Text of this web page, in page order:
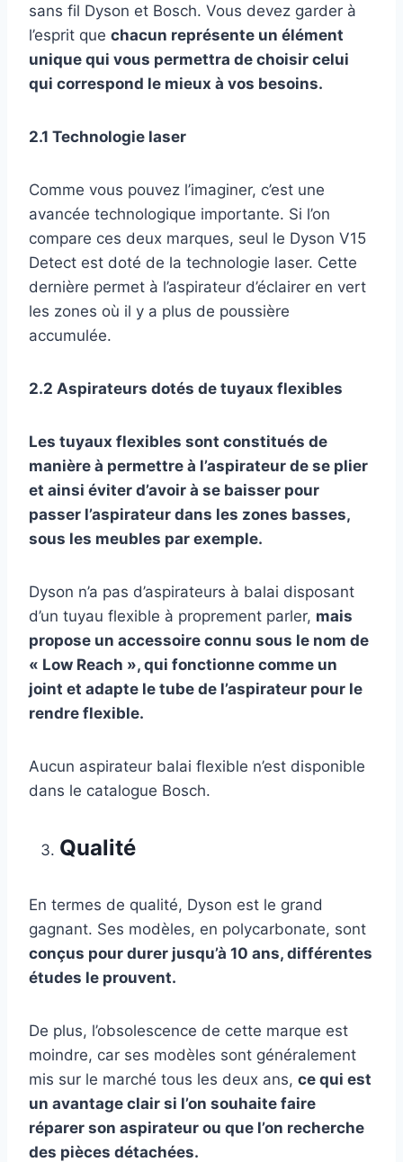
sans fil Dyson et Bosch. Vous devez garder à
l’esprit que chacun représente un élément
unique qui vous permettra de choisir celui
qui correspond le mieux à vos besoins.
2.1 Technologie laser
Comme vous pouvez l’imaginer, c’est une
avancée technologique importante. Si l’on
compare ces deux marques, seul le Dyson V15
Detect est doté de la technologie laser. Cette
dernière permet à l’aspirateur d’éclairer en vert
les zones où il y a plus de poussière
accumulée.
2.2 Aspirateurs dotés de tuyaux flexibles
Les tuyaux flexibles sont constitués de
manière à permettre à l’aspirateur de se plier
et ainsi éviter d’avoir à se baisser pour
passer l’aspirateur dans les zones basses,
sous les meubles par exemple.
Dyson n’a pas d’aspirateurs à balai disposant
d’un tuyau flexible à proprement parler, mais
propose un accessoire connu sous le nom de
« Low Reach », qui fonctionne comme un
joint et adapte le tube de l’aspirateur pour le
rendre flexible.
Aucun aspirateur balai flexible n’est disponible
dans le catalogue Bosch.
Qualité
En termes de qualité, Dyson est le grand
gagnant. Ses modèles, en polycarbonate, sont
conçus pour durer jusqu’à 10 ans, différentes
études le prouvent.
De plus, l’obsolescence de cette marque est
moindre, car ses modèles sont généralement
mis sur le marché tous les deux ans, ce qui est
un avantage clair si l’on souhaite faire
réparer son aspirateur ou que l’on recherche
des pièces détachées.